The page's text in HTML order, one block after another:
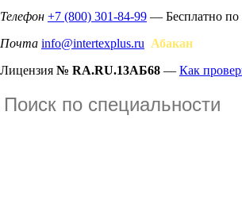
Телефон +7 (800) 301-84-99 — Бесплатно
Почта info@intertexplus.ru Абакан
Лицензия № RA.RU.13АБ68 — Как